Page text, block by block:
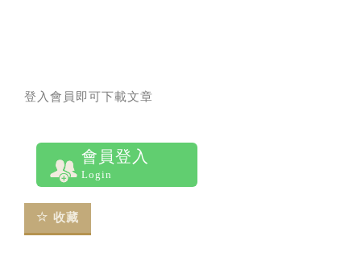
登入會員即可下載文章
會員登入
Login
收藏